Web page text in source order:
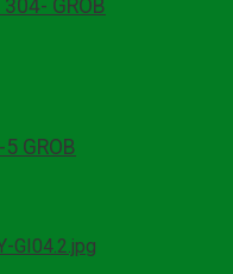
GROB
GROB